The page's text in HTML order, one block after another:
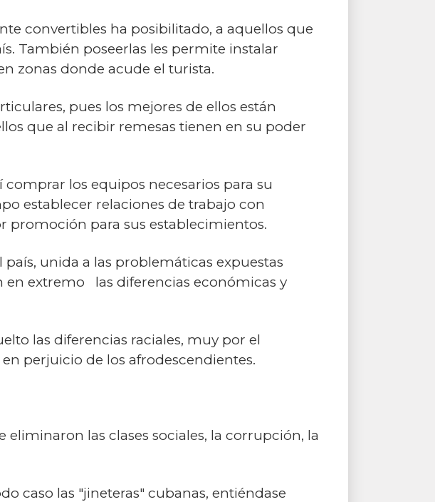
convertibles ha posibilitado, a aquellos que
También poseerlas les permite instalar
zonas donde acude el turista.
pues los mejores de ellos están
que al recibir remesas tienen en su poder
los equipos necesarios para su
establecer relaciones de trabajo con
promoción para sus establecimientos.
unida a las problemáticas expuestas
en extremo las diferencias económicas y
las diferencias raciales, muy por el
perjuicio de los afrodescendientes.
las clases sociales, la corrupción, la
caso las "jineteras" cubanas, entiéndase